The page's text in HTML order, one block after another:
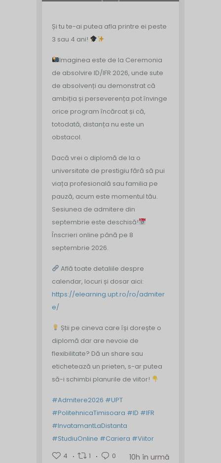
Și tu te-ai putea afla printre ei peste
3 sau 4 ani!
Imaginea este de la Ceremonia
de absolvire ID/IFR 2026, unde sute
de absolvenți au demonstrat că
ambiția și perseverența pot învinge
orice program încărcat și că,
totodată, distanța nu este un
obstacol.
Dacă vrei o diplomă de la o
universitate de prestigiu fără să pui
viața profesională sau familia pe
pauză, acum este momentul tău.
Sesiunea de admitere din
septembrie este deschisă!
Înscrieri online până pe 8
septembrie 2026.
Află toate detaliile despre
calendar, locuri și dosar aici:
https://elearning.upt.ro/ro/admiter
e/
Știi pe cineva care își dorește o
diplomă dar are nevoie de
flexibilitate? Dă un share sau
etichetează un prieten, s-ar putea
să-i schimbi planurile de viitor!
#Admitere2026 #UPT
#PolitehnicaTimisoara #ID #IFR
#InvatamantLaDistanta
#StudiuOnline #Cariera #Viitor
4
1 0 10h în urmă